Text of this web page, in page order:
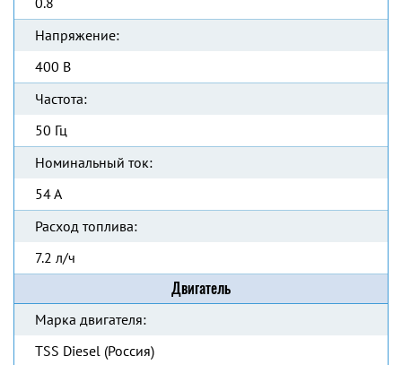
Напряжение:
400 В
Частота:
50 Гц
Номинальный ток:
54 А
Расход топлива:
7.2 л/ч
Двигатель
Марка двигателя:
TSS Diesel (Россия)